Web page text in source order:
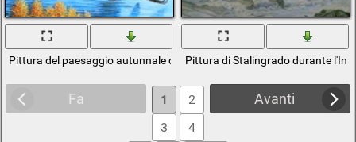
Pittura del paesaggio autunnale con il fiume e gli uccelli
Pittura di Stalingrado durante
Fa Avanti
1
2
3
4